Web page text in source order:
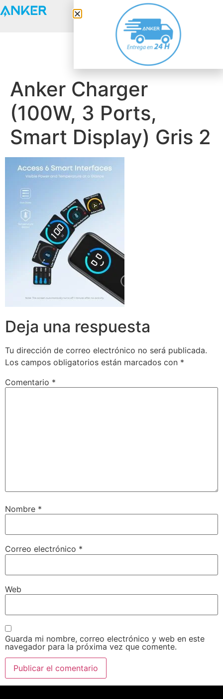
Anker Charger
(100W, 3 Ports,
Smart Display) Gris 2
Deja una respuesta
Tu dirección de correo electrónico no será publicada.
Los campos obligatorios están marcados con *
Comentario *
Nombre *
Correo electrónico *
Web
Guarda mi nombre, correo electrónico y web en este
navegador para la próxima vez que comente.